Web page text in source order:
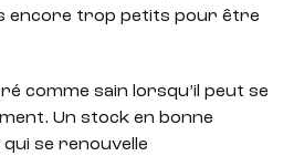
encore trop petits pour être
comme sain lorsqu’il peut se
Un stock en bonne
se renouvelle